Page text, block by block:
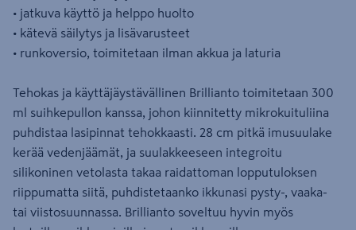
• jatkuva käyttö ja helppo huolto
• kätevä säilytys ja lisävarusteet
• runkoversio, toimitetaan ilman akkua ja laturia
Tehokas ja käyttäjäystävällinen Brillianto toimitetaan 300
ml suihkepullon kanssa, johon kiinnitetty mikrokuituliina
puhdistaa lasipinnat tehokkaasti. 28 cm pitkä imusuulake
kerää vedenjäämät, ja suulakkeeseen integroitu
silikoninen vetolasta takaa raidattoman lopputuloksen
riippumatta siitä, puhdistetaanko ikkunasi pysty-, vaaka-
tai viistosuunnassa. Brillianto soveltuu hyvin myös